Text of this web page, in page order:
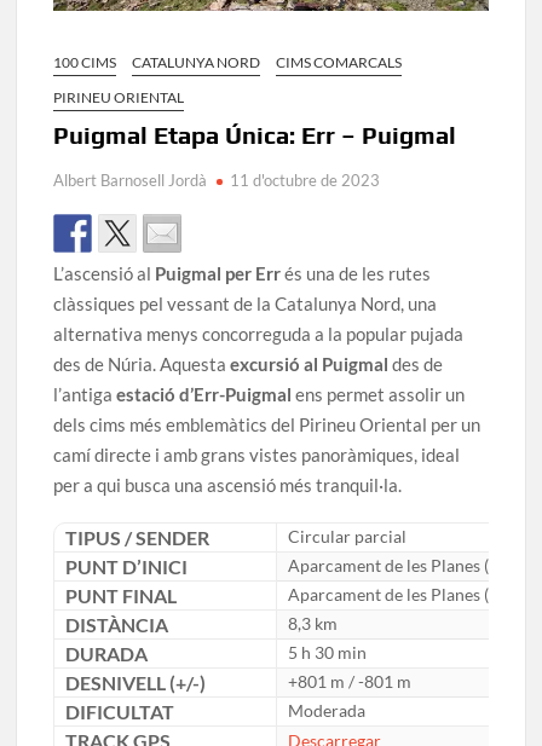
100 CIMS CATALUNYA NORD
CIMS COMARCALS
PIRINEU ORIENTAL
Puigmal Etapa Única: Err – Puigmal
Albert Barnosell Jordà 11 d'octubre de 2023
L’ascensió al Puigmal per Errés una de les rutes
clàssiques pel vessant de la Catalunya Nord, una
alternativa menys concorreguda a la popular pujada
des de Núria. Aquestaexcursió al Puigmal des de
l’antigaestació d’Err-Puigmal ens permet assolir un
dels cims més emblemàtics del Pirineu Oriental per un
camí directe i amb grans vistes panoràmiques, ideal
per a qui busca una ascensió més tranquil·la.
TIPUS / SENDER Circular parcial
PUNT D’INICI Aparcament de les Planes
PUNT FINAL Aparcament de les Planes
DISTÀNCIA 8,3 km
DURADA 5 h 30 min
DESNIVELL (+/-) +801 m / -801 m
DIFICULTAT Moderada
TRACK GPS Descarregar